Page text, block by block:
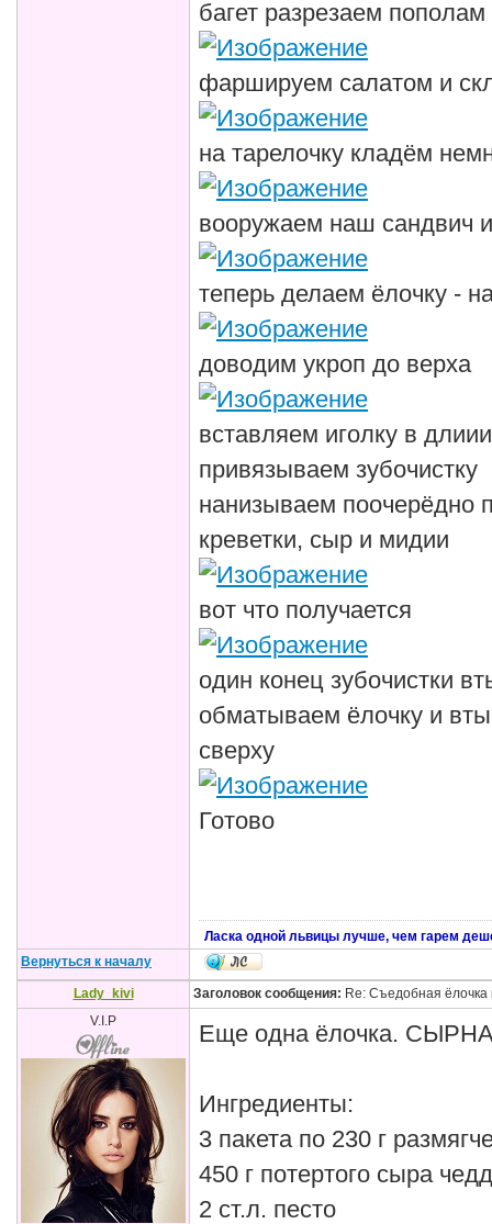
багет разрезаем
фаршируем салатом и
на тарелочку кладём
вооружаем наш сандвич
теперь делаем ёлочку -
доводим укроп до верха
вставляем иголку в
привязываем зубочистку
нанизываем поочерёдно
креветки, сыр и мидии
вот что получается
один конец зубочистки
обматываем ёлочку и
сверху
Готово
Ласка одной львицы лучше, чем гарем
Вернуться к началу
Lady_kivi Заголовок сообщения: Re: Съедобная ёлочка
V.I.P
Еще одна ёлочка.
Ингредиенты:
3 пакета по 230 г
450 г потертого сыра
2 ст.л. песто